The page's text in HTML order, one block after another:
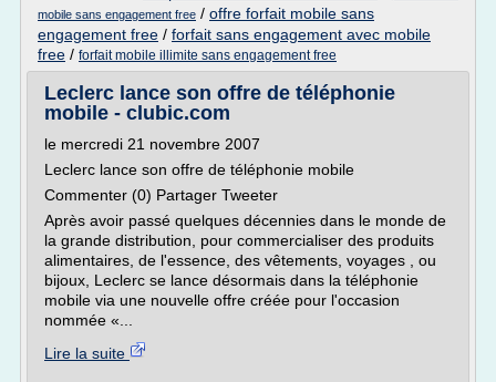
mobile sans engagement free / offre forfait mobile sans
engagement free / forfait sans engagement avec mobile
free / forfait mobile illimite sans engagement free
Leclerc lance son offre de téléphonie
mobile - clubic.com
le mercredi 21 novembre 2007
Leclerc lance son offre de téléphonie mobile
Commenter (0) Partager Tweeter
Après avoir passé quelques décennies dans le monde de
la grande distribution, pour commercialiser des produits
alimentaires, de l'essence, des vêtements, voyages , ou
bijoux, Leclerc se lance désormais dans la téléphonie
mobile via une nouvelle offre créée pour l'occasion
nommée «...
Lire la suite